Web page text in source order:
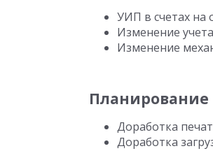
УИП в счетах на
Изменение
Изменение
Планирование
Доработка
Доработка